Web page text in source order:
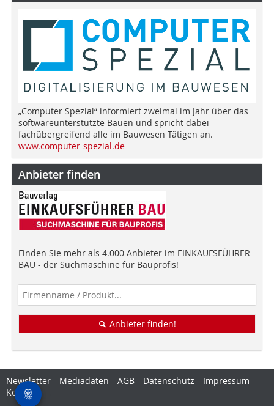
„Computer Spezial“ informiert zweimal im Jahr über das
softwareunterstützte Bauen und spricht dabei
fachübergreifend alle im Bauwesen Tätigen an.
www.computer-spezial.de
Anbieter finden
Finden Sie mehr als 4.000 Anbieter im EINKAUFSFÜHRER
BAU - der Suchmaschine für Bauprofis!
Anbieter finden!
Newsletter Mediadaten AGB Datenschutz
Impressum
Kontakt